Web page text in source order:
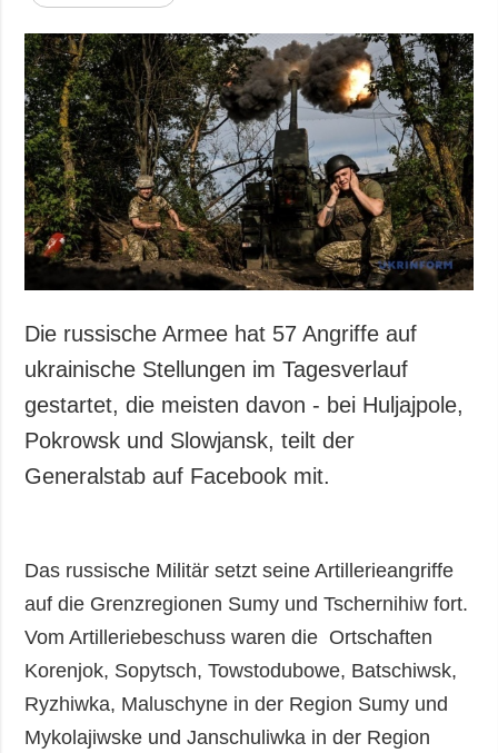
Die russische Armee hat 57 Angriffe auf
ukrainische Stellungen im Tagesverlauf
gestartet, die meisten davon - bei Huljajpole,
Pokrowsk und Slowjansk, teilt der
Generalstab auf Facebook mit.
Das russische Militär setzt seine Artillerieangriffe
auf die Grenzregionen Sumy und Tschernihiw fort.
Vom Artilleriebeschuss waren die Ortschaften
Korenjok, Sopytsch, Towstodubowe, Batschiwsk,
Ryzhiwka, Maluschyne in der Region Sumy und
Mykolajiwske und Janschuliwka in der Region